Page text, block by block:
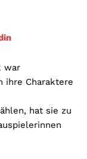
war
ihre Charaktere
hat sie zu